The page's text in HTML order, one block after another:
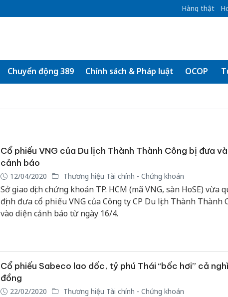
Hàng thật
Chuyển động 389 Chính sách & Pháp luật OCOP
Cổ phiếu VNG của Du lịch Thành Thành Công bị đưa
cảnh báo
12/04/2020 Thương hiệu Tài chính - Chứng khoán
Sở giao dịch chứng khoán TP. HCM (mã VNG, sàn HoSE) vừa
định đưa cổ phiếu VNG của Công ty CP Du lịch Thành Thành
vào diện cảnh báo từ ngày 16/4.
Cổ phiếu Sabeco lao dốc, tỷ phú Thái “bốc hơi” cả
đồng
22/02/2020 Thương hiệu Tài chính - Chứng khoán